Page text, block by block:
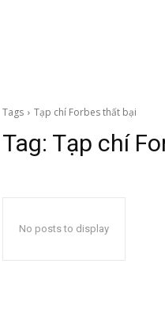
Tags Tạp chí Forbes thất bại
Tag: Tạp chí
No posts to display